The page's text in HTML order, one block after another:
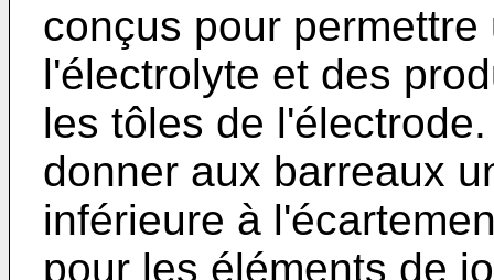
conçus pour
l'électrolyte et des
les tôles de
donner aux barreaux
inférieure à
pour les éléments de